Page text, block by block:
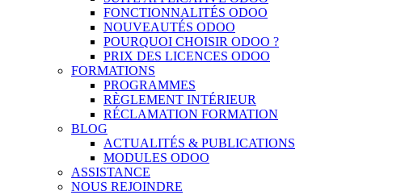
FONCTIONNALITÉS ODOO
NOUVEAUTÉS ODOO
POURQUOI CHOISIR ODOO ?
PRIX DES LICENCES ODOO
FORMATIONS
PROGRAMMES
RÈGLEMENT INTÉRIEUR
RÉCLAMATION FORMATION
BLOG
ACTUALITÉS & PUBLICATIONS
MODULES ODOO
ASSISTANCE
NOUS REJOINDRE